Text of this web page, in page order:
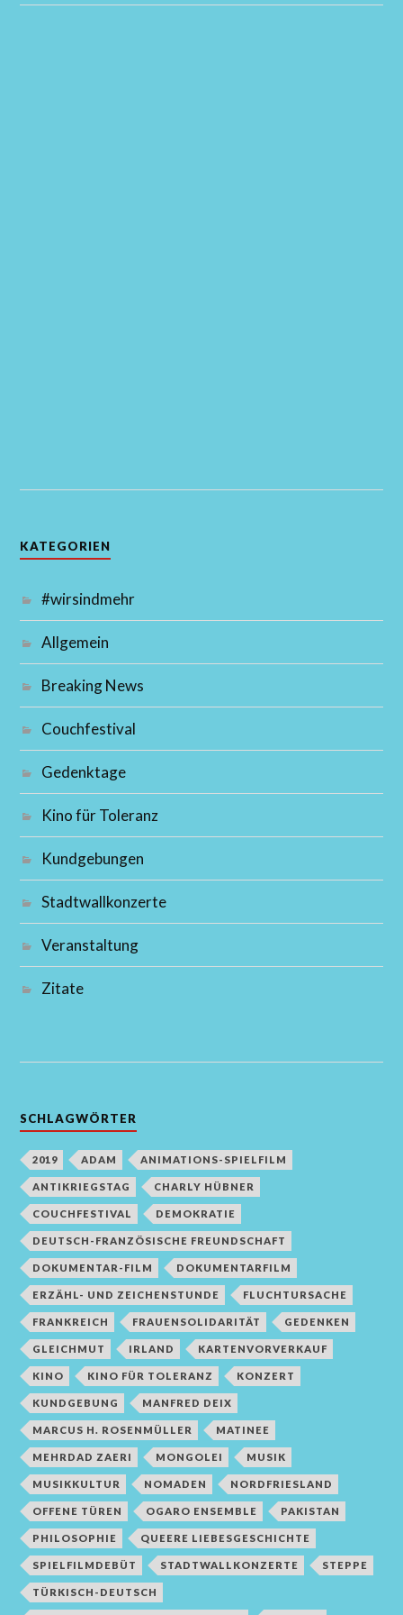
KATEGORIEN
#wirsindmehr
Allgemein
Breaking News
Couchfestival
Gedenktage
Kino für Toleranz
Kundgebungen
Stadtwallkonzerte
Veranstaltung
Zitate
SCHLAGWÖRTER
2019 ADAM ANIMATIONS-SPIELFILM
ANTIKRIEGSTAG CHARLY HÜBNER
COUCHFESTIVAL DEMOKRATIE
DEUTSCH-FRANZÖSISCHE FREUNDSCHAFT
DOKUMENTAR-FILM DOKUMENTARFILM
ERZÄHL- UND ZEICHENSTUNDE FLUCHTURSACHE
FRANKREICH FRAUENSOLIDARITÄT GEDENKEN
GLEICHMUT IRLAND KARTENVORVERKAUF
KINO KINO FÜR TOLERANZ KONZERT
KUNDGEBUNG MANFRED DEIX
MARCUS H. ROSENMÜLLER MATINEE
MEHRDAD ZAERI MONGOLEI MUSIK
MUSIKKULTUR NOMADEN NORDFRIESLAND
OFFENE TÜREN OGARO ENSEMBLE PAKISTAN
PHILOSOPHIE QUEERE LIEBESGESCHICHTE
SPIELFILMDEBÜT STADTWALLKONZERTE STEPPE
TÜRKISCH-DEUTSCH